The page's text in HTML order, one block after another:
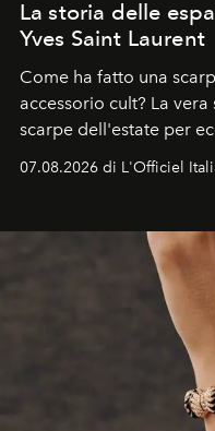
La storia delle
Yves Saint Laurent
Come ha fatto una
accessorio cult? La
scarpe dell'estate per
07.08.2026 di L'Officiel